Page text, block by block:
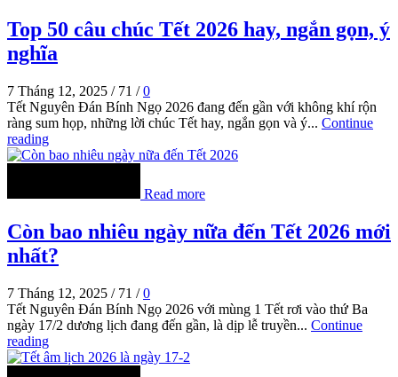
Top 50 câu chúc Tết 2026 hay, ngắn gọn, ý
nghĩa
7 Tháng 12, 2025 / 71 / 0
Tết Nguyên Đán Bính Ngọ 2026 đang đến gần với không khí rộn
ràng sum họp, những lời chúc Tết hay, ngắn gọn và ý... Continue
reading
Read more
Còn bao nhiêu ngày nữa đến Tết 2026 mới
nhất?
7 Tháng 12, 2025 / 71 / 0
Tết Nguyên Đán Bính Ngọ 2026 với mùng 1 Tết rơi vào thứ Ba
ngày 17/2 dương lịch đang đến gần, là dịp lễ truyền... Continue
reading